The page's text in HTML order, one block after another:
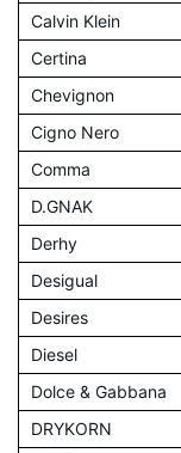
Calvin Klein
Certina
Chevignon
Cigno Nero
Comma
D.GNAK
Derhy
Desigual
Desires
Diesel
Dolce & Gabbana
DRYKORN